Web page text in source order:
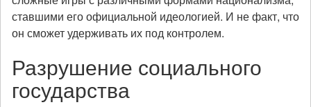
ставшими его официальной идеологией. И не факт, что
он сможет удерживать их под контролем.
Разрушение социального
государства